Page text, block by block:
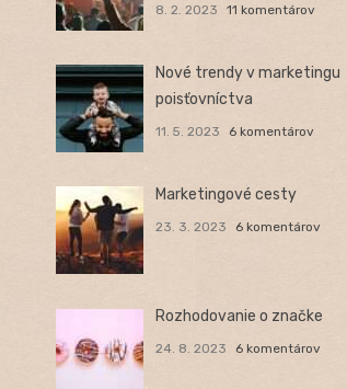
8. 2. 2023 11 komentárov
Nové trendy v marketingu
poisťovníctva
11. 5. 2023 6 komentárov
Marketingové cesty
23. 3. 2023 6 komentárov
Rozhodovanie o značke
24. 8. 2023 6 komentárov